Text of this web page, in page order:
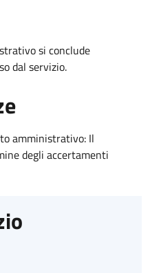
si conclude
dal servizio.
amministrativo: Il
degli accertamenti